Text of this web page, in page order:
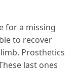
for a missing
to recover
Prosthetics
last ones